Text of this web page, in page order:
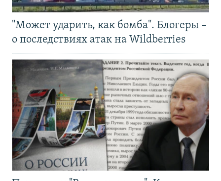
"Может ударить, как бомба". Блогеры –
о последствиях атак на Wildberries